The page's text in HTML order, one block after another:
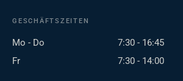
GESCHÄFTSZEITEN
Mo - Do
7:30 - 16:45
Fr
7:30 - 14:00